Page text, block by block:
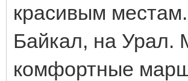
красивым
Байкал, на Урал.
комфортные